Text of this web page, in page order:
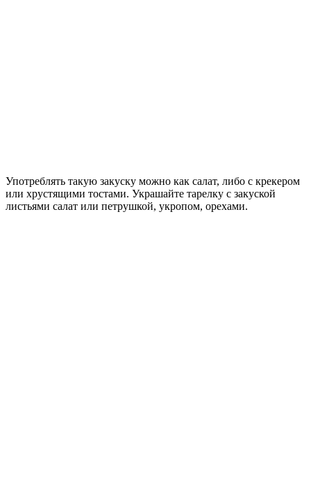
Употреблять такую закуску можно как салат, либо с крекером
или хрустящими тостами. Украшайте тарелку с закуской
листьями салат или петрушкой, укропом, орехами.